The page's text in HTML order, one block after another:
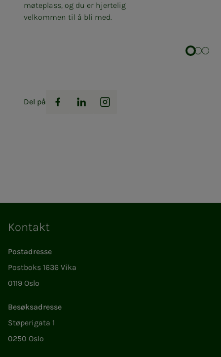
møteplass, og du er hjertelig
velkommen til å bli med.
Del på
Facebook
LinkedInInstagram
Kontakt
Postadresse
Postboks 1636 Vika
0119 Oslo
Besøksadresse
Støperigata 1
0250 Oslo